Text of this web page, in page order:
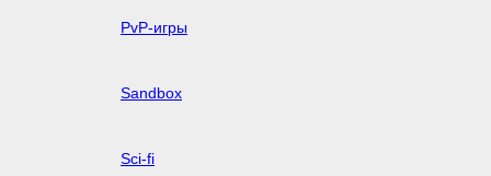
PvP-игры
Sandbox
Sci-fi